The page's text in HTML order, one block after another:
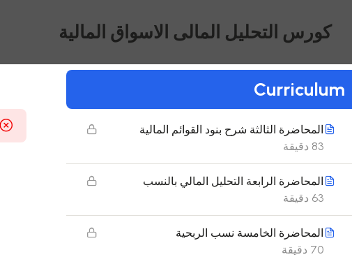
التحليل المالى
80 دقيقة
88 دقيقة
المحاضرة الثالثة شرح بنود القوائم المالية
83 دقيقة
المحاضرة الرابعة التحليل المالي بالنسب
63 دقيقة
المحاضرة الخامسة نسب الربحية
70 دقيقة
كورس التحليل المالى الاسواق المالية
Curriculum